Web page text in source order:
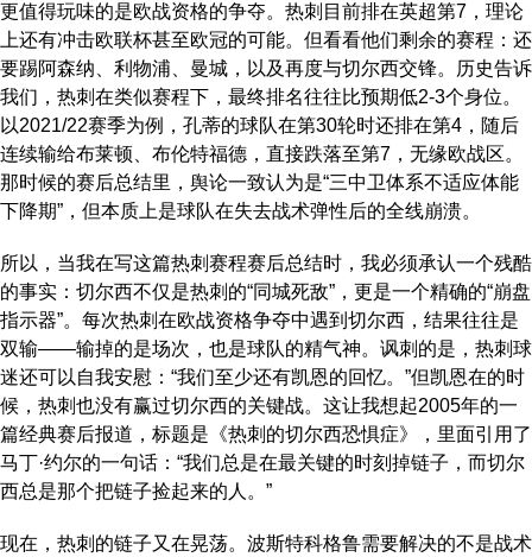
更值得玩味的是欧战资格的争夺。热刺目前排在英超第7，理论
上还有冲击欧联杯甚至欧冠的可能。但看看他们剩余的赛程：还
要踢阿森纳、利物浦、曼城，以及再度与切尔西交锋。历史告诉
我们，热刺在类似赛程下，最终排名往往比预期低2-3个身位。
以2021/22赛季为例，孔蒂的球队在第30轮时还排在第4，随后
连续输给布莱顿、布伦特福德，直接跌落至第7，无缘欧战区。
那时候的赛后总结里，舆论一致认为是“三中卫体系不适应体能
下降期”，但本质上是球队在失去战术弹性后的全线崩溃。
所以，当我在写这篇热刺赛程赛后总结时，我必须承认一个残酷
的事实：切尔西不仅是热刺的“同城死敌”，更是一个精确的“崩盘
指示器”。每次热刺在欧战资格争夺中遇到切尔西，结果往往是
双输——输掉的是场次，也是球队的精气神。讽刺的是，热刺球
迷还可以自我安慰：“我们至少还有凯恩的回忆。”但凯恩在的时
候，热刺也没有赢过切尔西的关键战。这让我想起2005年的一
篇经典赛后报道，标题是《热刺的切尔西恐惧症》，里面引用了
马丁·约尔的一句话：“我们总是在最关键的时刻掉链子，而切尔
西总是那个把链子捡起来的人。”
现在，热刺的链子又在晃荡。波斯特科格鲁需要解决的不是战术